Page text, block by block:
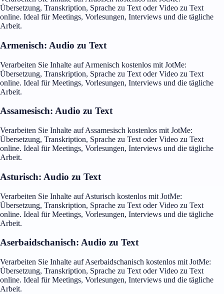
Übersetzung, Transkription, Sprache zu Text oder Video zu Text
online. Ideal für Meetings, Vorlesungen, Interviews und die tägliche
Arbeit.
Armenisch: Audio zu Text
Verarbeiten Sie Inhalte auf Armenisch kostenlos mit JotMe:
Übersetzung, Transkription, Sprache zu Text oder Video zu Text
online. Ideal für Meetings, Vorlesungen, Interviews und die tägliche
Arbeit.
Assamesisch: Audio zu Text
Verarbeiten Sie Inhalte auf Assamesisch kostenlos mit JotMe:
Übersetzung, Transkription, Sprache zu Text oder Video zu Text
online. Ideal für Meetings, Vorlesungen, Interviews und die tägliche
Arbeit.
Asturisch: Audio zu Text
Verarbeiten Sie Inhalte auf Asturisch kostenlos mit JotMe:
Übersetzung, Transkription, Sprache zu Text oder Video zu Text
online. Ideal für Meetings, Vorlesungen, Interviews und die tägliche
Arbeit.
Aserbaidschanisch: Audio zu Text
Verarbeiten Sie Inhalte auf Aserbaidschanisch kostenlos mit JotMe:
Übersetzung, Transkription, Sprache zu Text oder Video zu Text
online. Ideal für Meetings, Vorlesungen, Interviews und die tägliche
Arbeit.